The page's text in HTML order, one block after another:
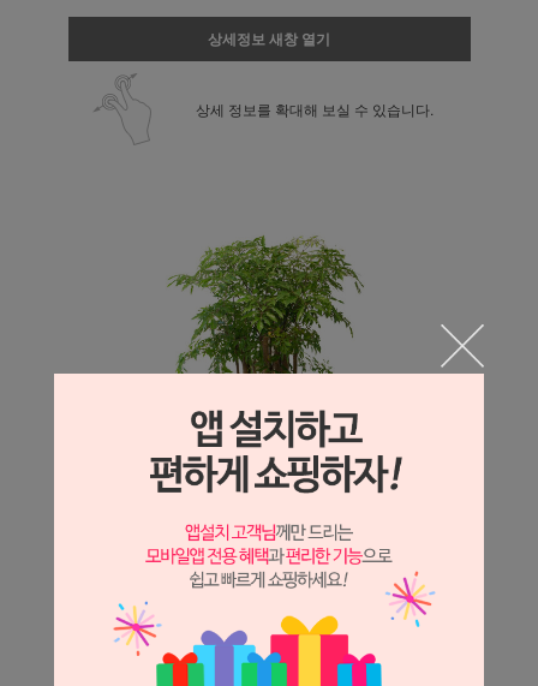
상세정보 새창 열기
상세 정보를 확대해 보실 수 있습니다.